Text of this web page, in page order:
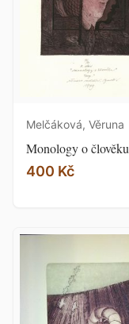
Melčáková, Věruna
Monology o člověku
400 Kč